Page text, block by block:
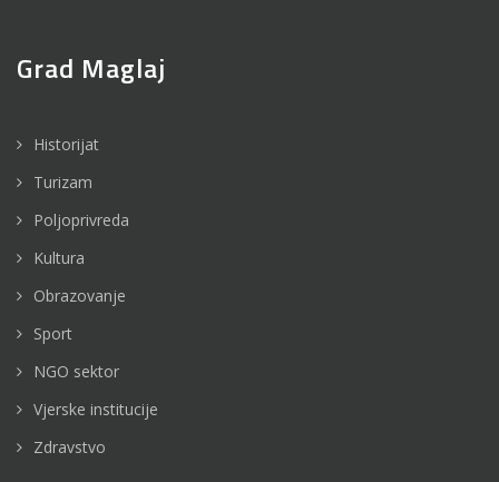
Grad Maglaj
Historijat
Turizam
Poljoprivreda
Kultura
Obrazovanje
Sport
NGO sektor
Vjerske institucije
Zdravstvo